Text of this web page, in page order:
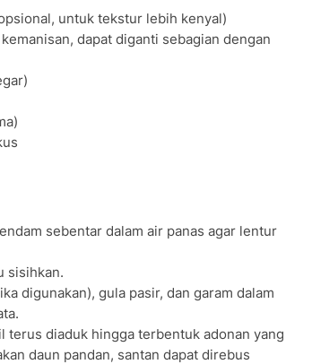
untuk tekstur lebih kenyal)
dapat diganti sebagian dengan
sebentar dalam air panas agar lentur
sisihkan.
digunakan), gula pasir, dan garam dalam
diaduk hingga terbentuk adonan yang
daun pandan, santan dapat direbus